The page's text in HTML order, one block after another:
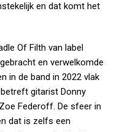
en dat komt het
Of Filth van label
en verwelkomde
in de band in 2022 vlak
gitarist Donny
Federoff. De sfeer in
dat is zelfs een